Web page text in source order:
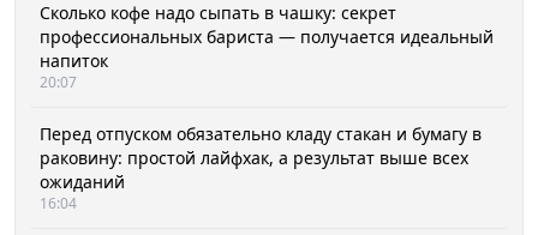
Сколько кофе надо сыпать в чашку: секрет
профессиональных бариста — получается идеальный
напиток
20:07
Перед отпуском обязательно кладу стакан и бумагу в
раковину: простой лайфхак, а результат выше всех
ожиданий
16:04